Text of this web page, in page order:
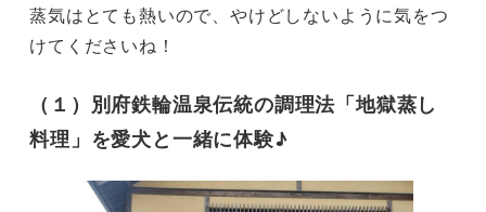
蒸気はとても熱いので、やけどしないように気をつ
けてくださいね！
（１）別府鉄輪温泉伝統の調理法「地獄蒸し
料理」を愛犬と一緒に体験♪